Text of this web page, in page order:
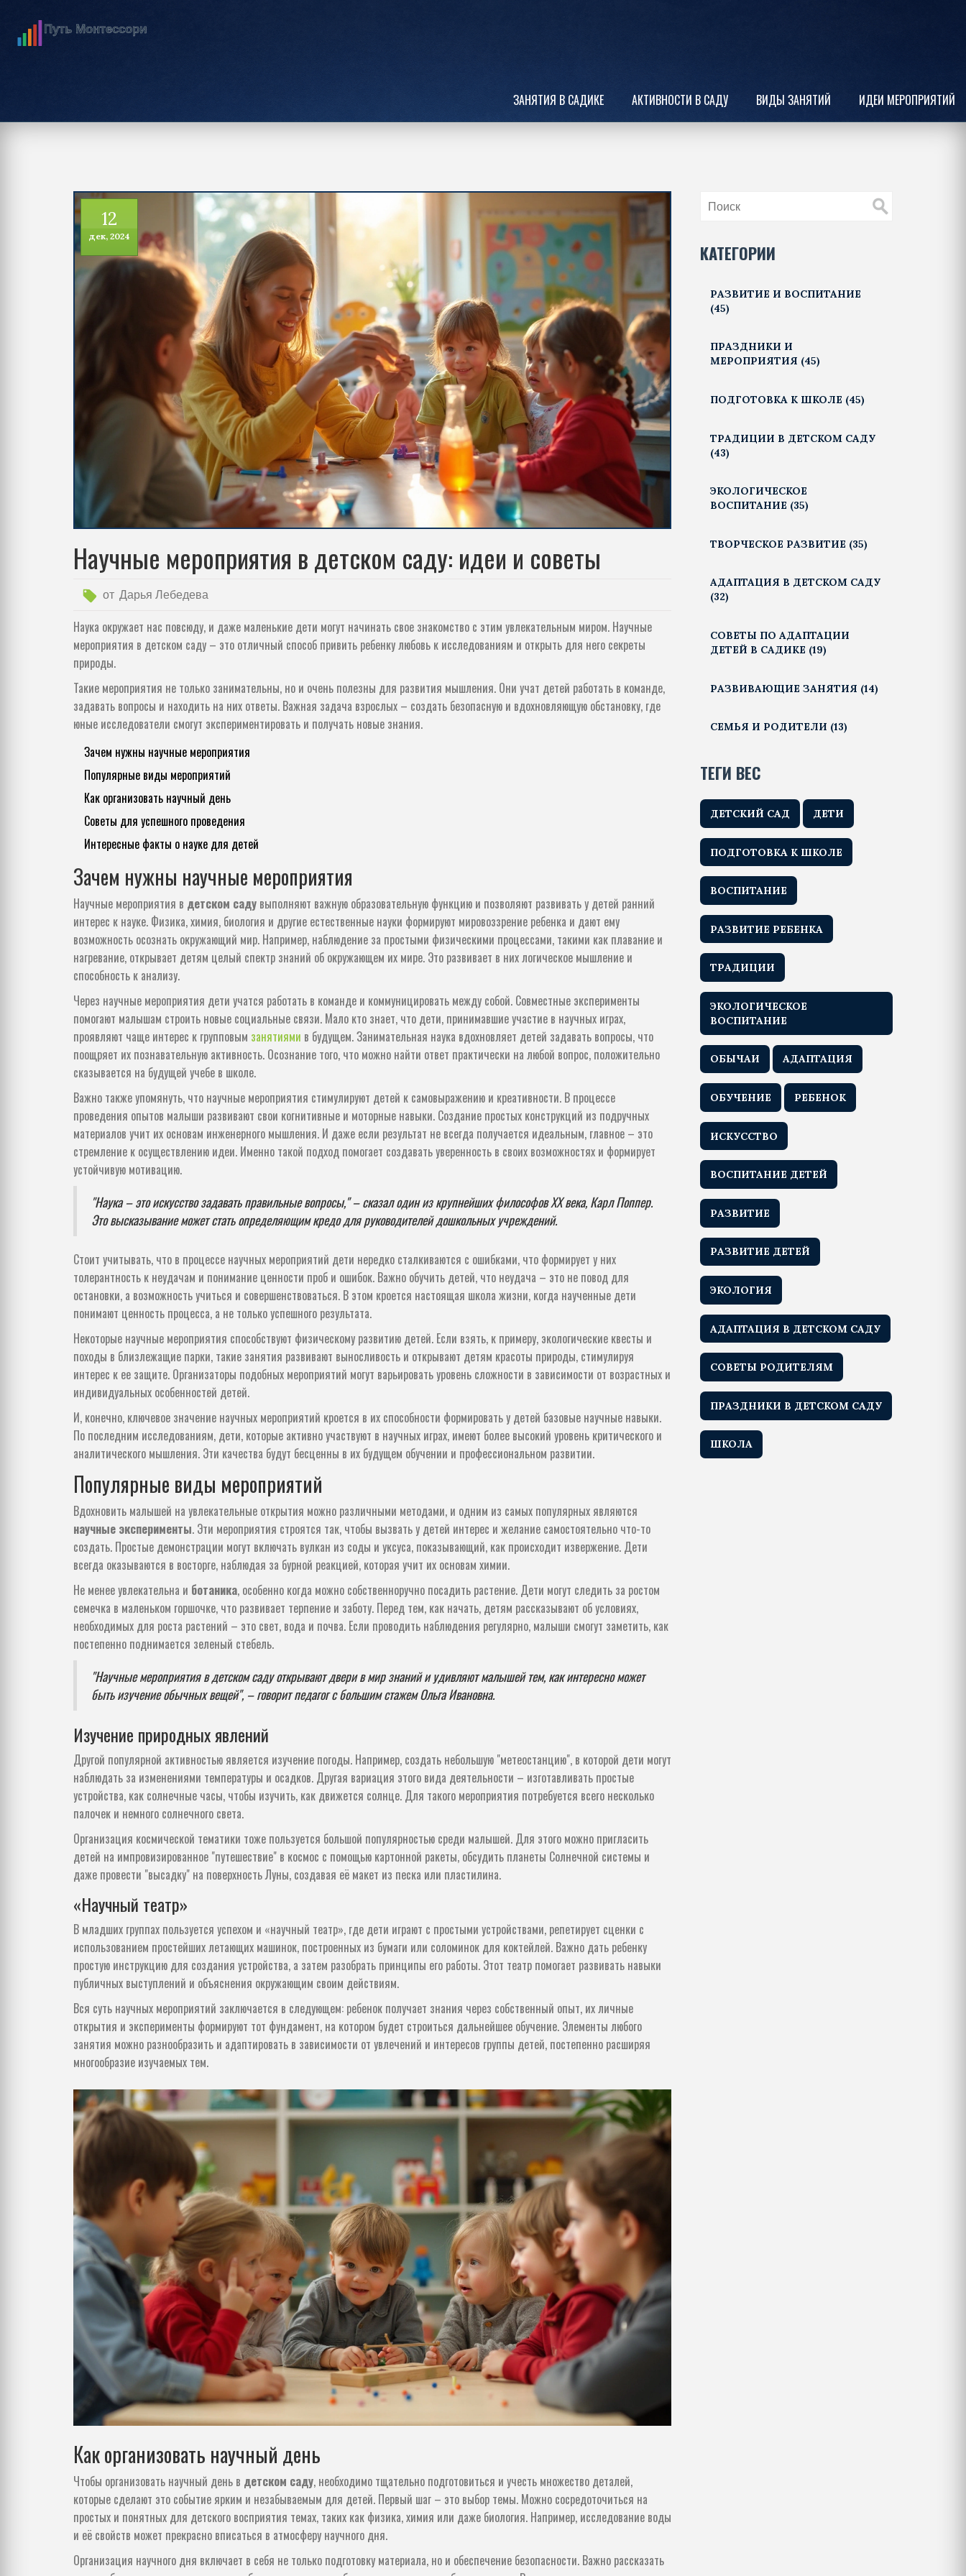
ЗАНЯТИЯ В САДИКЕ АКТИВНОСТИ В САДУ ВИДЫ ЗАНЯТИЙ ИДЕИ МЕРОПРИЯТИЙ
12
дек, 2024
Научные мероприятия в детском саду: идеи и советы
от Дарья Лебедева
Наука окружает нас повсюду, и даже маленькие дети могут начинать свое знакомство с этим увлекательным миром. Научные
мероприятия в детском саду – это отличный способ привить ребенку любовь к исследованиям и открыть для него секреты
природы.
Такие мероприятия не только занимательны, но и очень полезны для развития мышления. Они учат детей работать в команде,
задавать вопросы и находить на них ответы. Важная задача взрослых – создать безопасную и вдохновляющую обстановку, где
юные исследователи смогут экспериментировать и получать новые знания.
Зачем нужны научные мероприятия
Популярные виды мероприятий
Как организовать научный день
Советы для успешного проведения
Интересные факты о науке для детей
Зачем нужны научные мероприятия
Научные мероприятия в детском саду выполняют важную образовательную функцию и позволяют развивать у детей ранний
интерес к науке. Физика, химия, биология и другие естественные науки формируют мировоззрение ребенка и дают ему
возможность осознать окружающий мир. Например, наблюдение за простыми физическими процессами, такими как плавание и
нагревание, открывает детям целый спектр знаний об окружающем их мире. Это развивает в них логическое мышление и
способность к анализу.
Через научные мероприятия дети учатся работать в команде и коммуницировать между собой. Совместные эксперименты
помогают малышам строить новые социальные связи. Мало кто знает, что дети, принимавшие участие в научных играх,
проявляют чаще интерес к групповым занятиями в будущем. Занимательная наука вдохновляет детей задавать вопросы, что
поощряет их познавательную активность. Осознание того, что можно найти ответ практически на любой вопрос, положительно
сказывается на будущей учебе в школе.
Важно также упомянуть, что научные мероприятия стимулируют детей к самовыражению и креативности. В процессе
проведения опытов малыши развивают свои когнитивные и моторные навыки. Создание простых конструкций из подручных
материалов учит их основам инженерного мышления. И даже если результат не всегда получается идеальным, главное – это
стремление к осуществлению идеи. Именно такой подход помогает создавать уверенность в своих возможностях и формирует
устойчивую мотивацию.
"Наука – это искусство задавать правильные вопросы," – сказал один из крупнейших философов ХХ века, Карл Поппер.
Это высказывание может стать определяющим кредо для руководителей дошкольных учреждений.
Стоит учитывать, что в процессе научных мероприятий дети нередко сталкиваются с ошибками, что формирует у них
толерантность к неудачам и понимание ценности проб и ошибок. Важно обучить детей, что неудача – это не повод для
остановки, а возможность учиться и совершенствоваться. В этом кроется настоящая школа жизни, когда наученные дети
понимают ценность процесса, а не только успешного результата.
Некоторые научные мероприятия способствуют физическому развитию детей. Если взять, к примеру, экологические квесты и
походы в близлежащие парки, такие занятия развивают выносливость и открывают детям красоты природы, стимулируя
интерес к ее защите. Организаторы подобных мероприятий могут варьировать уровень сложности в зависимости от возрастных и
индивидуальных особенностей детей.
И, конечно, ключевое значение научных мероприятий кроется в их способности формировать у детей базовые научные навыки.
По последним исследованиям, дети, которые активно участвуют в научных играх, имеют более высокий уровень критического и
аналитического мышления. Эти качества будут бесценны в их будущем обучении и профессиональном развитии.
Популярные виды мероприятий
Вдохновить малышей на увлекательные открытия можно различными методами, и одним из самых популярных являются
научные эксперименты. Эти мероприятия строятся так, чтобы вызвать у детей интерес и желание самостоятельно что-то
создать. Простые демонстрации могут включать вулкан из соды и уксуса, показывающий, как происходит извержение. Дети
всегда оказываются в восторге, наблюдая за бурной реакцией, которая учит их основам химии.
Не менее увлекательна и ботаника, особенно когда можно собственноручно посадить растение. Дети могут следить за ростом
семечка в маленьком горшочке, что развивает терпение и заботу. Перед тем, как начать, детям рассказывают об условиях,
необходимых для роста растений – это свет, вода и почва. Если проводить наблюдения регулярно, малыши смогут заметить, как
постепенно поднимается зеленый стебель.
"Научные мероприятия в детском саду открывают двери в мир знаний и удивляют малышей тем, как интересно может
быть изучение обычных вещей", – говорит педагог с большим стажем Ольга Ивановна.
Изучение природных явлений
Другой популярной активностью является изучение погоды. Например, создать небольшую "метеостанцию", в которой дети могут
наблюдать за изменениями температуры и осадков. Другая вариация этого вида деятельности – изготавливать простые
устройства, как солнечные часы, чтобы изучить, как движется солнце. Для такого мероприятия потребуется всего несколько
палочек и немного солнечного света.
Организация космической тематики тоже пользуется большой популярностью среди малышей. Для этого можно пригласить
детей на импровизированное "путешествие" в космос с помощью картонной ракеты, обсудить планеты Солнечной системы и
даже провести "высадку" на поверхность Луны, создавая её макет из песка или пластилина.
«Научный театр»
В младших группах пользуется успехом и «научный театр», где дети играют с простыми устройствами, репетирует сценки с
использованием простейших летающих машинок, построенных из бумаги или соломинок для коктейлей. Важно дать ребенку
простую инструкцию для создания устройства, а затем разобрать принципы его работы. Этот театр помогает развивать навыки
публичных выступлений и объяснения окружающим своим действиям.
Вся суть научных мероприятий заключается в следующем: ребенок получает знания через собственный опыт, их личные
открытия и эксперименты формируют тот фундамент, на котором будет строиться дальнейшее обучение. Элементы любого
занятия можно разнообразить и адаптировать в зависимости от увлечений и интересов группы детей, постепенно расширяя
многообразие изучаемых тем.
Как организовать научный день
Чтобы организовать научный день в детском саду, необходимо тщательно подготовиться и учесть множество деталей,
которые сделают это событие ярким и незабываемым для детей. Первый шаг – это выбор темы. Можно сосредоточиться на
простых и понятных для детского восприятия темах, таких как физика, химия или даже биология. Например, исследование воды
и её свойств может прекрасно вписаться в атмосферу научного дня.
Организация научного дня включает в себя не только подготовку материала, но и обеспечение безопасности. Важно рассказать
КАТЕГОРИИ
РАЗВИТИЕ И ВОСПИТАНИЕ
(45)
ПРАЗДНИКИ И
МЕРОПРИЯТИЯ (45)
ПОДГОТОВКА К ШКОЛЕ (45)
ТРАДИЦИИ В ДЕТСКОМ САДУ
(43)
ЭКОЛОГИЧЕСКОЕ
ВОСПИТАНИЕ (35)
ТВОРЧЕСКОЕ РАЗВИТИЕ (35)
АДАПТАЦИЯ В ДЕТСКОМ САДУ
(32)
СОВЕТЫ ПО АДАПТАЦИИ
ДЕТЕЙ В САДИКЕ (19)
РАЗВИВАЮЩИЕ ЗАНЯТИЯ (14)
СЕМЬЯ И РОДИТЕЛИ (13)
ТЕГИ ВЕС
ДЕТСКИЙ САД ДЕТИ
ПОДГОТОВКА К ШКОЛЕ
ВОСПИТАНИЕ
РАЗВИТИЕ РЕБЕНКА
ТРАДИЦИИ
ЭКОЛОГИЧЕСКОЕ
ВОСПИТАНИЕ
ОБЫЧАИ АДАПТАЦИЯ
ОБУЧЕНИЕ РЕБЕНОК
ИСКУССТВО
ВОСПИТАНИЕ ДЕТЕЙ
РАЗВИТИЕ
РАЗВИТИЕ ДЕТЕЙ
ЭКОЛОГИЯ
АДАПТАЦИЯ В ДЕТСКОМ САДУ
СОВЕТЫ РОДИТЕЛЯМ
ПРАЗДНИКИ В ДЕТСКОМ САДУ
ШКОЛА